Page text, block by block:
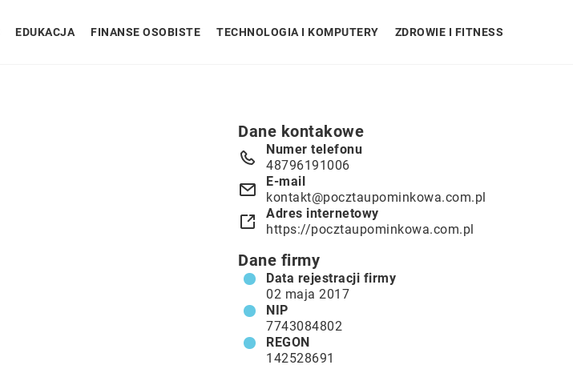
EDUKACJA FINANSE OSOBISTE TECHNOLOGIA I KOMPUTERY ZDROWIE I FITNESS
Dane kontakowe
Numer telefonu
48796191006
E-mail
kontakt@pocztaupominkowa.com.pl
Adres internetowy
https://pocztaupominkowa.com.pl
Dane firmy
Data rejestracji firmy
02 maja 2017
NIP
7743084802
REGON
142528691